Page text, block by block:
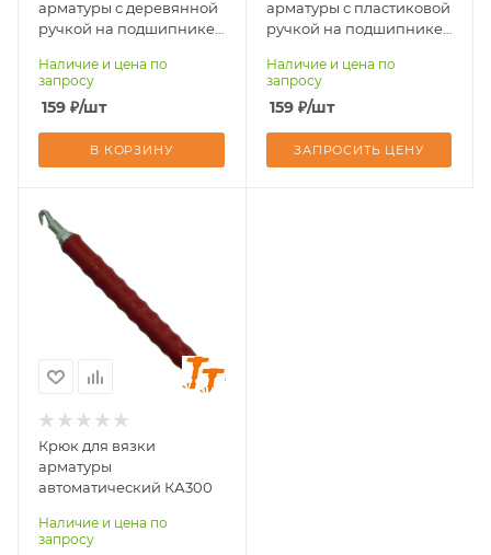
арматуры с деревянной
ручкой на подшипнике
Наличие и цена по
запросу
159 ₽/шт
В КОРЗИНУ
арматуры с пластиковой
ручкой на подшипнике
Наличие и цена по
запросу
159₽/шт
ЗАПРОСИТЬ ЦЕНУ
Крюк для вязки
арматуры
автоматический КА300
Наличие и цена по
запросу